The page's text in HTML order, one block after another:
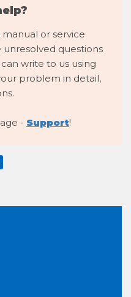
or service
unresolved questions
write to us using
problem in detail,
- Support!